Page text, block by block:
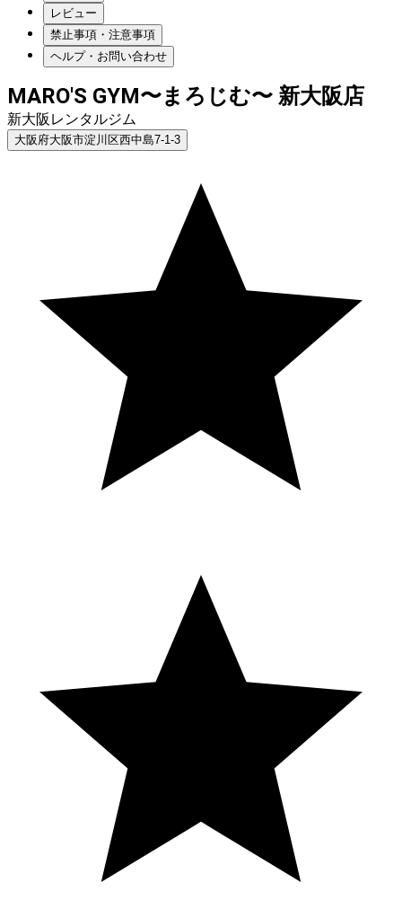
レビュー
禁止事項・注意事項
ヘルプ・お問い合わせ
MARO'S GYM〜まろじむ〜 新大阪店
新大阪レンタルジム
大阪府大阪市淀川区西中島7-1-3